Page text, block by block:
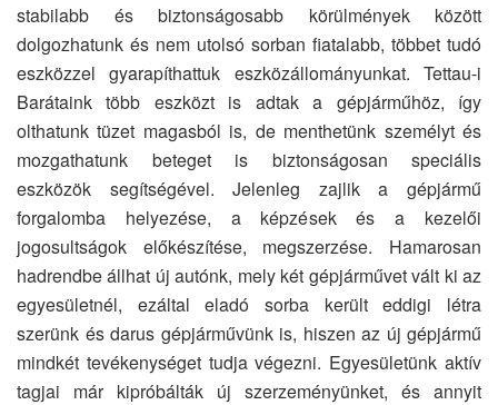
stabilabb és biztonságosabb körülmények között
dolgozhatunk és nem utolsó sorban fiatalabb, többet tudó
eszközzel gyarapíthattuk eszközállományunkat. Tettau-i
Barátaink több eszközt is adtak a gépjárműhöz, így
olthatunk tüzet magasból is, de menthetünk személyt és
mozgathatunk beteget is biztonságosan speciális
eszközök segítségével. Jelenleg zajlik a gépjármű
forgalomba helyezése, a képzések és a kezelői
jogosultságok előkészítése, megszerzése. Hamarosan
hadrendbe állhat új autónk, mely két gépjárművet vált ki az
egyesületnél, ezáltal eladó sorba került eddigi létra
szerünk és darus gépjárművünk is, hiszen az új gépjármű
mindkét tevékenységet tudja végezni. Egyesületünk aktív
tagjai már kipróbálták új szerzeményünket, és annyit